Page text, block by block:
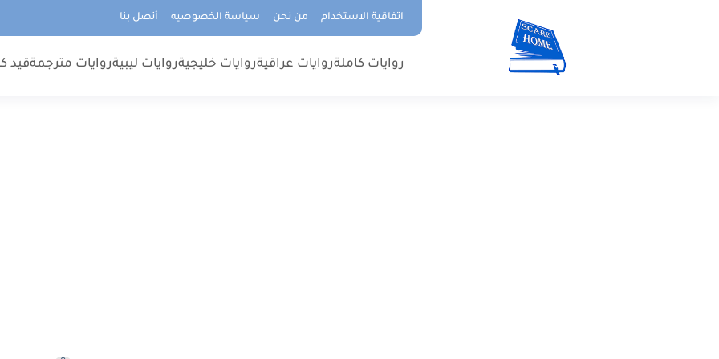
اتفاقية الاستخدام من نحن سياسة الخصوصيه أتصل بنا
روايات كاملةروايات عراقيةروايات خليجيةروايات ليبيةروايات مترجمةقيد